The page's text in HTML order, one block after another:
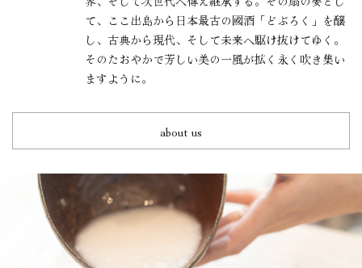
て、ここ出島から日本最古の國酒「どぶろく」を醸
し、古典から現代、そして未来へ駆け抜けてゆく。
そのたおやかで芳しい美の一風が拡く永く吹き集い
ますように。
about us